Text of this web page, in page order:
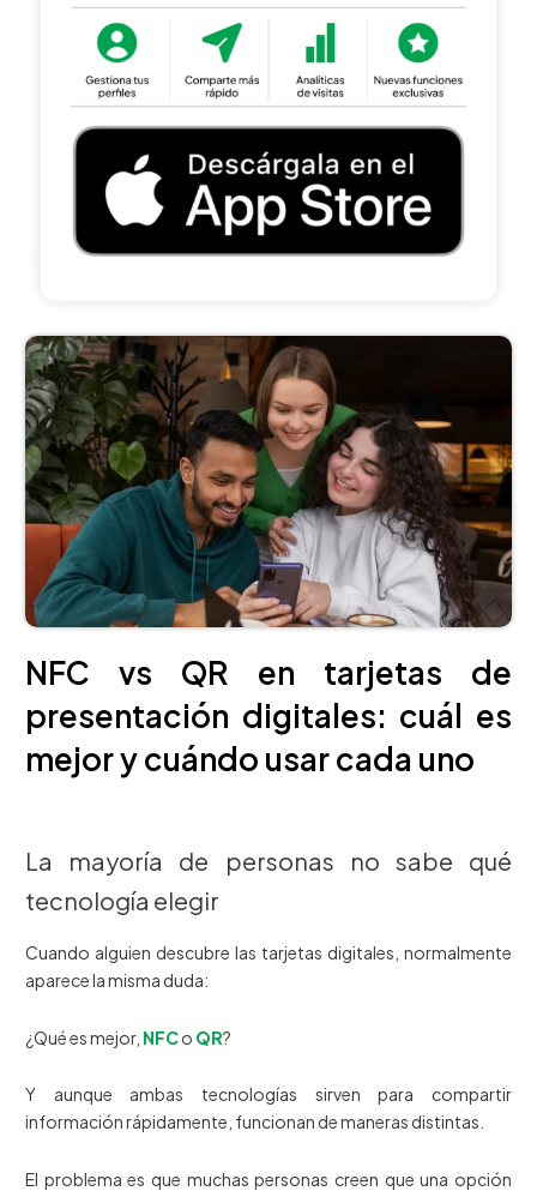
NFC vs QR en tarjetas de
presentación digitales: cuál es
mejor y cuándo usar cada uno
La mayoría de personas no sabe qué
tecnología elegir
Cuando alguien descubre las tarjetas digitales, normalmente
aparece la misma duda:
¿Qué es mejor, NFCo QR?
Y aunque ambas tecnologías sirven para compartir
información rápidamente, funcionan de maneras distintas.
El problema es que muchas personas creen que una opción